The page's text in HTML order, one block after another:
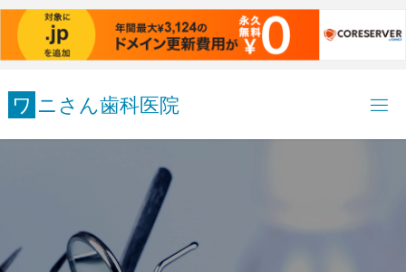
ッ
ワ ニ さ ん歯科医院